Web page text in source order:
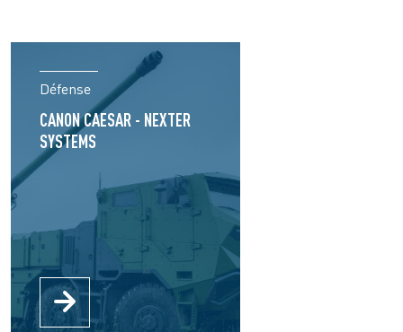
Défense
CANON CAESAR - NEXTER
SYSTEMS